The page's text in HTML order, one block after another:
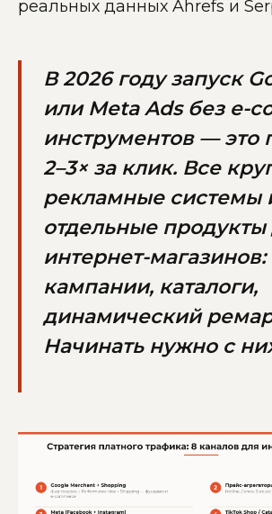
реальных данных Ahrefs и
В 2026 году запуск
или Meta Ads без e-
инструментов — это
2–3× за клик. Все
рекламные системы
отдельные продукты
интернет-
кампании, каталоги,
динамический
Начинать нужно с